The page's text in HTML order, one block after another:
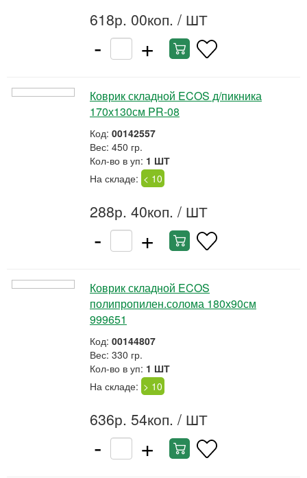
618р. 00коп. / ШТ
- +
Коврик складной ECOS д/пикника
170х130см PR-08
Код: 00142557
Вес: 450 гр.
Кол-во в уп: 1 ШТ
На складе: < 10
288р. 40коп. / ШТ
- +
Коврик складной ECOS
полипропилен.солома 180х90см
999651
Код: 00144807
Вес: 330 гр.
Кол-во в уп: 1 ШТ
На складе: > 10
636р. 54коп. / ШТ
- +